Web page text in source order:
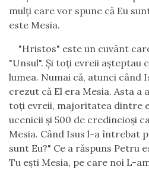
mulţi care vor spune că Eu
este Mesia.
"Hristos" este un cuvânt
"Unsul". Şi toţi evreii aşteptau
lumea. Numai că, atunci când
crezut că El era Mesia. Asta
toţi evreii, majoritatea dintre
ucenicii şi 500 de credincioşi
Mesia. Când Isus l-a întrebat
sunt Eu?" Ce a răspuns Petru
Tu eşti Mesia, pe care noi L-